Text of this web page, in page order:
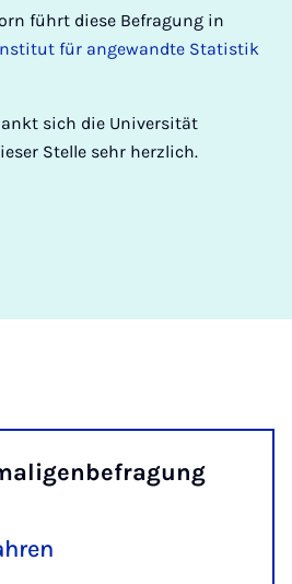
führt diese Befragung in
für angewandte Statistik
sich die Universität
Stelle sehr herzlich.